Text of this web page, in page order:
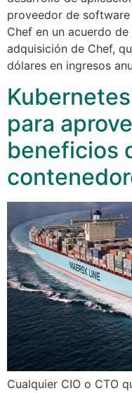
proveedor de
Chef en un acuerdo
adquisición de Chef,
dólares en ingresos
para
beneficios
Cualquier CIO o CTO